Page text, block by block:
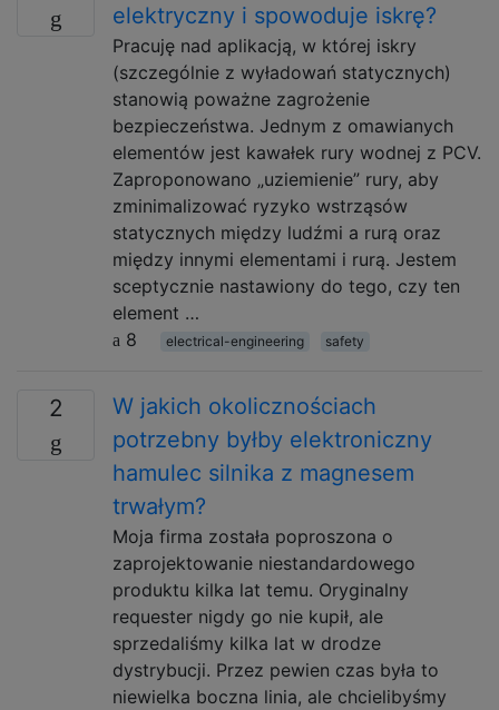
elektryczny i spowoduje iskrę?
Pracuję nad aplikacją, w której iskry
(szczególnie z wyładowań statycznych)
stanowią poważne zagrożenie
bezpieczeństwa. Jednym z omawianych
elementów jest kawałek rury wodnej z PCV.
Zaproponowano „uziemienie” rury, aby
zminimalizować ryzyko wstrząsów
statycznych między ludźmi a rurą oraz
między innymi elementami i rurą. Jestem
sceptycznie nastawiony do tego, czy ten
element …
8
electrical-engineering safety
2
W jakich okolicznościach
potrzebny byłby elektroniczny
hamulec silnika z magnesem
trwałym?
Moja firma została poproszona o
zaprojektowanie niestandardowego
produktu kilka lat temu. Oryginalny
requester nigdy go nie kupił, ale
sprzedaliśmy kilka lat w drodze
dystrybucji. Przez pewien czas była to
niewielka boczna linia, ale chcielibyśmy